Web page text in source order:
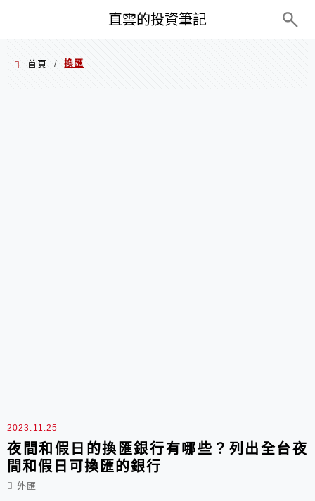
直雲的投資筆記
首頁 / 換匯
2023.11.25
夜間和假日的換匯銀行有哪些？列出全台夜
間和假日可換匯的銀行
外匯